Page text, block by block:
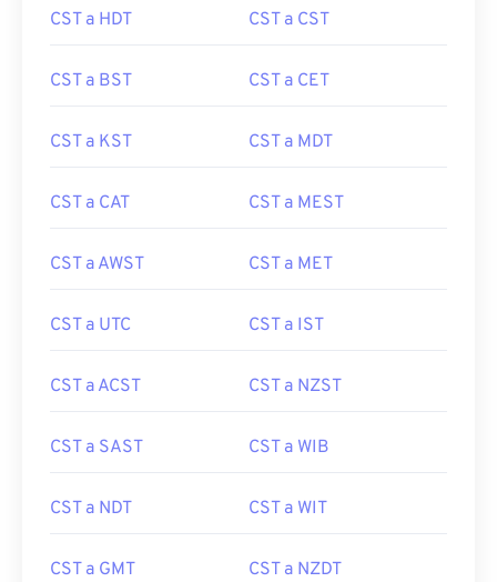
CST a HDT CST a CST
CST a BST CST a CET
CST a KST CST a MDT
CST a CAT CST a MEST
CST a AWST CST a MET
CST a UTC CST a IST
CST a ACST CST a NZST
CST a SAST CST a WIB
CST a NDT CST a WIT
CST a GMT CST a NZDT